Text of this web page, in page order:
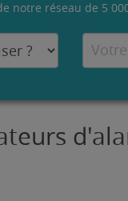
notre réseau de 5